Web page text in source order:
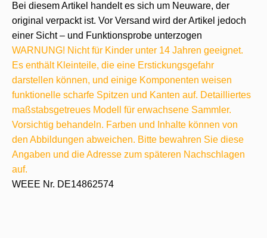
Bei diesem Artikel handelt es sich um Neuware, der
original verpackt ist. Vor Versand wird der Artikel jedoch
einer Sicht – und Funktionsprobe unterzogen
WARNUNG! Nicht für Kinder unter 14 Jahren geeignet.
Es enthält Kleinteile, die eine Erstickungsgefahr
darstellen können, und einige Komponenten weisen
funktionelle scharfe Spitzen und Kanten auf. Detailliertes
maßstabsgetreues Modell für erwachsene Sammler.
Vorsichtig behandeln. Farben und Inhalte können von
den Abbildungen abweichen. Bitte bewahren Sie diese
Angaben und die Adresse zum späteren Nachschlagen
auf.
WEEE Nr. DE14862574